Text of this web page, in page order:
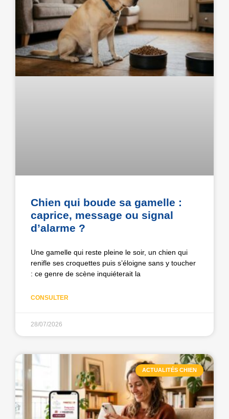
Chien qui boude sa gamelle :
caprice, message ou signal
d’alarme ?
Une gamelle qui reste pleine le soir, un chien qui
renifle ses croquettes puis s’éloigne sans y toucher
: ce genre de scène inquiéterait la
CONSULTER
28/07/2026
ACTUALITÉS CHIEN